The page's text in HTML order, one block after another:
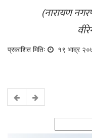
(नारायण
प्रकाशित मितिः १९ भाद्र
for: